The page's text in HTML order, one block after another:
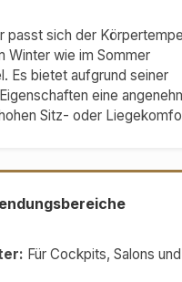
passt sich der
Winter wie im Sommer
Es bietet aufgrund seiner
eine
Sitz- oder
Für Cockpits, Salons und